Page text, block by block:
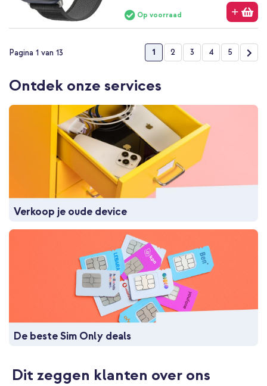
Op voorraad
Pagina 1 van 13 Pagina
U lees momenteel pagina
1 Pagina
2 Pagina
3 Pagina
4 Pagina
5
Ontdek onze services
Verkoop je oude device
De beste Sim Only deals
Dit zeggen klanten over ons